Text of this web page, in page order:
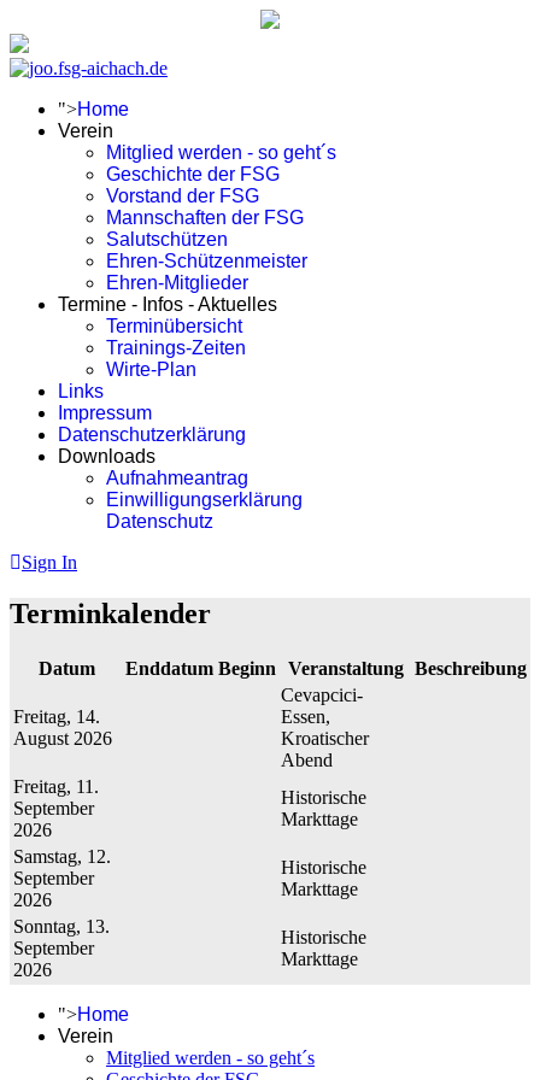
">Home
Verein
Mitglied werden - so geht´s
Geschichte der FSG
Vorstand der FSG
Mannschaften der FSG
Salutschützen
Ehren-Schützenmeister
Ehren-Mitglieder
Termine - Infos - Aktuelles
Terminübersicht
Trainings-Zeiten
Wirte-Plan
Links
Impressum
Datenschutzerklärung
Downloads
Aufnahmeantrag
Einwilligungserklärung
Datenschutz
Sign In
Terminkalender
Datum Enddatum Beginn Veranstaltung Beschreibung
Freitag, 14.
August 2026
Cevapcici-
Essen,
Kroatischer
Abend
Freitag, 11.
September
2026
Historische
Markttage
Samstag, 12.
September
2026
Historische
Markttage
Sonntag, 13.
September
2026
Historische
Markttage
">Home
Verein
Mitglied werden - so geht´s